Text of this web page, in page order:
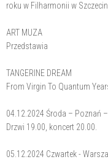
roku w Filharmonii w
ART MUZA
Przedstawia
TANGERINE DREAM
From Virgin To Quantum
04.12.2024 Środa – Poznań
Drzwi 19.00, koncert 20.00.
05.12.2024 Czwartek -